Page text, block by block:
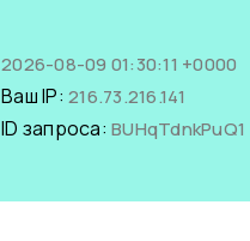
2026-08-09 01:30:11 +0000
Ваш IP: 216.73.216.141
ID запроса: BUHqTdnkPuQ1